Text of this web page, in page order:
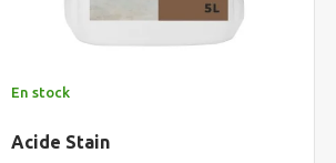
En stock
Acide Stain